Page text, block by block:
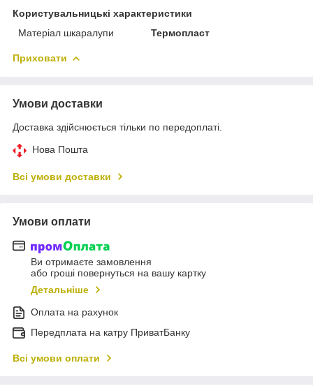
Користувальницькі характеристики
Матеріал шкаралупи
Термопласт
Приховати
Умови доставки
Доставка здійснюється тільки по передоплаті.
Нова Пошта
Всі умови доставки
Умови оплати
Ви отримаєте замовлення
або гроші повернуться на вашу картку
Детальніше
Оплата на рахунок
Передплата на катру ПриватБанку
Всі умови оплати